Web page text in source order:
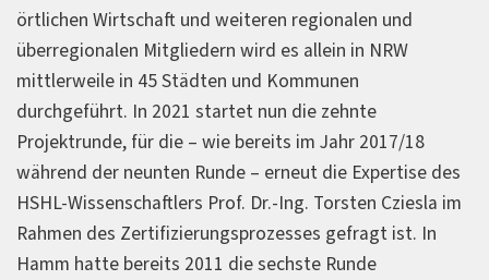
örtlichen Wirtschaft und weiteren regionalen und
überregionalen Mitgliedern wird es allein in NRW
mittlerweile in 45 Städten und Kommunen
durchgeführt. In 2021 startet nun die zehnte
Projektrunde, für die – wie bereits im Jahr 2017/18
während der neunten Runde – erneut die Expertise des
HSHL-Wissenschaftlers Prof. Dr.-Ing. Torsten Cziesla im
Rahmen des Zertifizierungsprozesses gefragt ist. In
Hamm hatte bereits 2011 die sechste Runde